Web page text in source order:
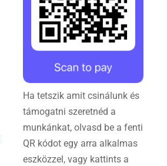
Ha tetszik amit csinálunk és
támogatni szeretnéd a
munkánkat, olvasd be a fenti
QR kódot egy arra alkalmas
eszközzel, vagy kattints a